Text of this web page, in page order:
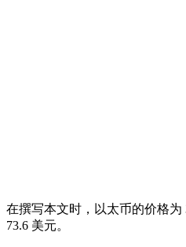
在撰写本文时，以太币的价格为
73.6 美元。